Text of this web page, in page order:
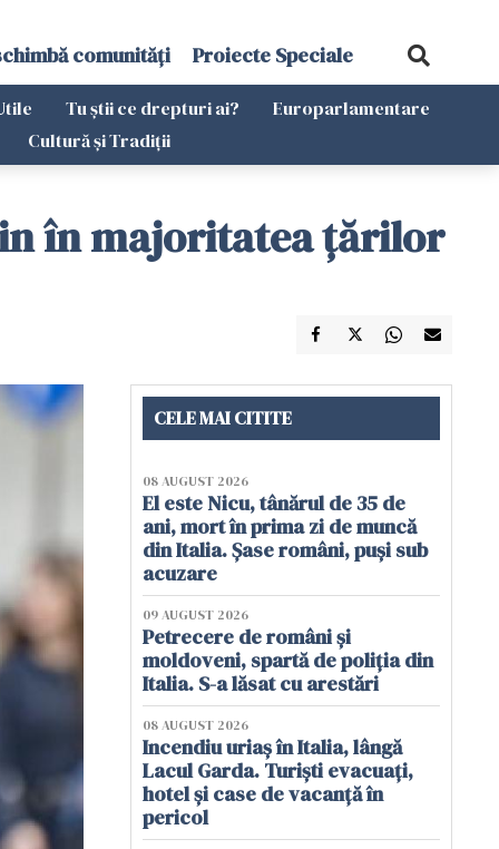
comunități Proiecte Speciale
Tu știi ce drepturi ai?
Europarlamentare
Cultură și Tradiții
în majoritatea țărilor
CELE MAI CITITE
08 AUGUST 2026
El este Nicu, tânărul de 35 de
ani, mort în prima zi de muncă
din Italia. Șase români, puși sub
acuzare
09 AUGUST 2026
Petrecere de români și
moldoveni, spartă de poliția din
Italia. S-a lăsat cu arestări
08 AUGUST 2026
Incendiu uriaș în Italia, lângă
Lacul Garda. Turiști evacuați,
hotel și case de vacanță în
pericol